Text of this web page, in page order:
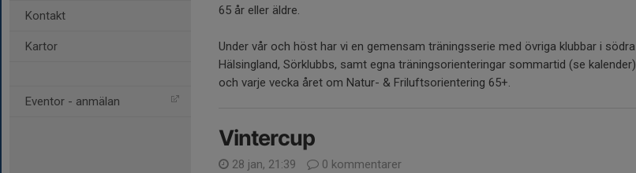
Kontakt
Kartor
Eventor - anmälan
65 år eller äldre.
Under vår och höst har vi en gemensam träningsserie med övriga klubbar i södra
Hälsingland, Sörklubbs, samt egna träningsorienteringar sommartid (se kalender)
och varje vecka året om Natur- & Friluftsorientering 65+.
Vintercup
28 jan, 21:39
0 kommentarer